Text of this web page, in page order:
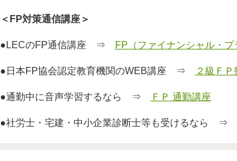
＜FP対策通信講座＞
●LECのFP通信講座 ⇒ FP（ファイナンシャル・
●日本FP協会認定教育機関のWEB講座 ⇒ ２級ＦＰ
●通勤中に音声学習するなら ⇒ ＦＰ 通勤講座
●社労士・宅建・中小企業診断士等も受けるなら ⇒